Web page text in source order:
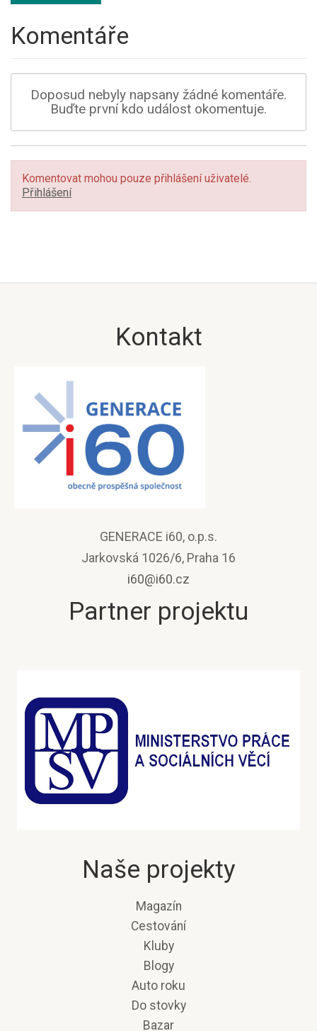
Komentáře
Doposud nebyly napsany žádné komentáře.
Buďte první kdo událost okomentuje.
Komentovat mohou pouze přihlášení uživatelé.
Přihlášení
Kontakt
GENERACE i60, o.p.s.
Jarkovská 1026/6, Praha 16
i60@i60.cz
Partner projektu
Naše projekty
Magazín
Cestování
Kluby
Blogy
Auto roku
Do stovky
Bazar